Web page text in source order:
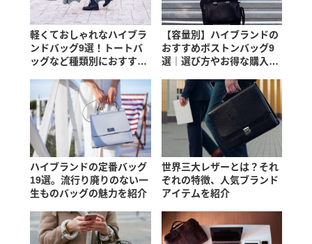
軽くておしゃれなハイブラ
ンドバッグ9選！トートバ
ッグなど種類別におすすめ
【容量別】ハイブランドの
おすすめボストンバッグ9
選｜選び方やお得な購入方
ハイブランドの定番バッグ
19選。流行り廃りのない一
生ものバッグの魅力を紹介
世界三大レザーとは？それ
ぞれの特徴、人気ブランド
アイテムを紹介